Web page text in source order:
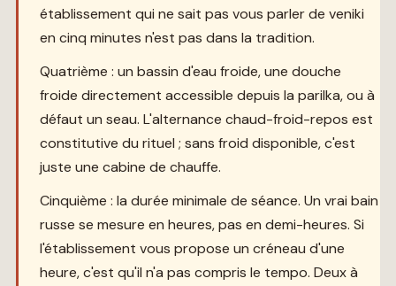
établissement qui ne sait pas vous parler de veniki
en cinq minutes n'est pas dans la tradition.
Quatrième : un bassin d'eau froide, une douche
froide directement accessible depuis la parilka, ou à
défaut un seau. L'alternance chaud-froid-repos est
constitutive du rituel ; sans froid disponible, c'est
juste une cabine de chauffe.
Cinquième : la durée minimale de séance. Un vrai bain
russe se mesure en heures, pas en demi-heures. Si
l'établissement vous propose un créneau d'une
heure, c'est qu'il n'a pas compris le tempo. Deux à